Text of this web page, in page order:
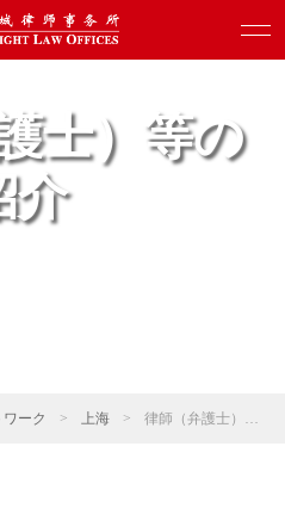
士）等の
介
ーク > 上海 > 律師（弁護士）等の紹介